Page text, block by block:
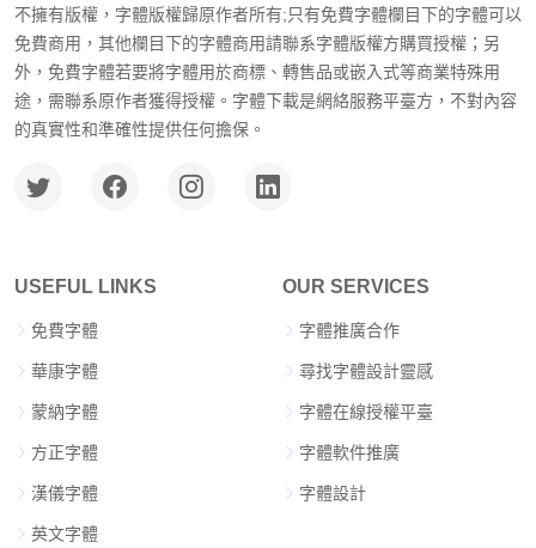
不擁有版權，字體版權歸原作者所有;只有免費字體欄目下的字體可以
免費商用，其他欄目下的字體商用請聯系字體版權方購買授權；另
外，免費字體若要將字體用於商標、轉售品或嵌入式等商業特殊用
途，需聯系原作者獲得授權。字體下載是網絡服務平臺方，不對內容
的真實性和準確性提供任何擔保。
USEFUL LINKS
免費字體
華康字體
蒙納字體
方正字體
漢儀字體
英文字體
OUR SERVICES
字體推廣合作
尋找字體設計靈感
字體在線授權平臺
字體軟件推廣
字體設計